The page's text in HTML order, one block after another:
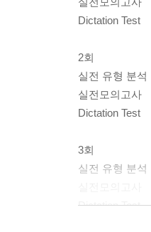
Dictation Test
2회
실전 유형 분석
실전모의고사
Dictation Test
3회
실전 유형 분석
Dictation Test